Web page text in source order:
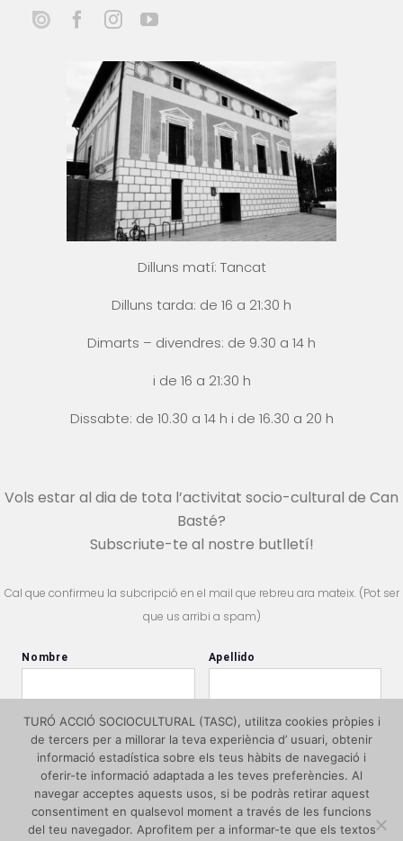
Dilluns matí: Tancat
Dilluns tarda: de 16 a 21:30 h
Dimarts – divendres: de 9.30 a 14 h
i de 16 a 21:30 h
Dissabte: de 10.30 a 14 h i de 16.30 a 20 h
Vols estar al dia de tota l’activitat socio-cultural de Can
Basté?
Subscriute-te al nostre butlletí!
Cal que confirmeu la subcripció en el mail que rebreu ara mateix. (Pot ser
que us arribi a spam)
TURÓ ACCIÓ SOCIOCULTURAL (TASC), utilitza cookies pròpies i
de tercers per a millorar la teva experiència d’ usuari, obtenir
informació estadística sobre els teus hàbits de navegació i
oferir-te informació adaptada a les teves preferències. Al
navegar acceptes aquests usos, si be podràs retirar aquest
consentiment en qualsevol moment a través de les funcions
del teu navegador. Aprofitem per a informar-te que els textos